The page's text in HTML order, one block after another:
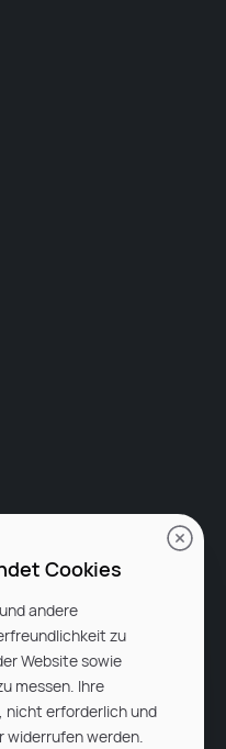
Cookies
andere
zu
Website sowie
messen. Ihre
nicht erforderlich und
widerrufen werden.